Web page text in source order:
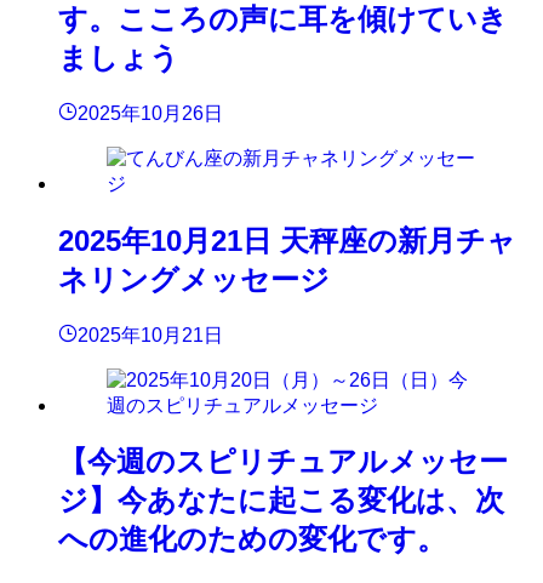
す。こころの声に耳を傾けていき
ましょう
2025年10月26日
2025年10月21日 天秤座の新月チャ
ネリングメッセージ
2025年10月21日
【今週のスピリチュアルメッセー
ジ】今あなたに起こる変化は、次
への進化のための変化です。